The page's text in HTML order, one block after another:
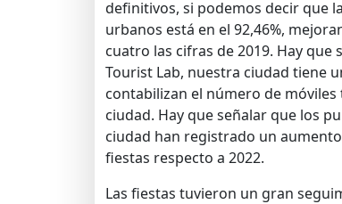
definitivos, si podemos decir que
urbanos está en el 92,46%,
cuatro las cifras de 2019. Hay
Tourist Lab, nuestra ciudad tiene
contabilizan el número de
ciudad. Hay que señalar que los
ciudad han registrado un
fiestas respecto a 2022.
Las fiestas tuvieron un gran